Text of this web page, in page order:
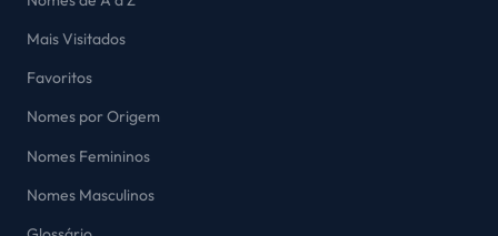
Mais Visitados
Favoritos
Nomes por Origem
Nomes Femininos
Nomes Masculinos